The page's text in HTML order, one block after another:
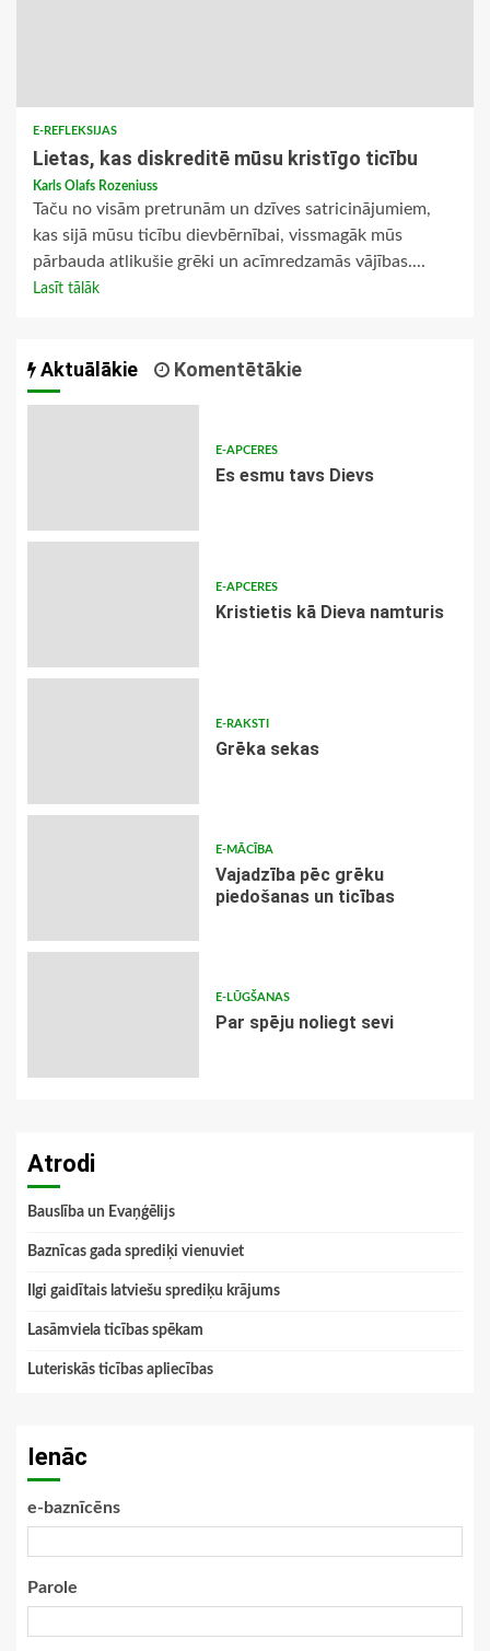
E-REFLEKSIJAS
Lietas, kas diskreditē mūsu kristīgo ticību
Karls Olafs Rozeniuss
Taču no visām pretrunām un dzīves satricinājumiem,
kas sijā mūsu ticību dievbērnībai, vissmagāk mūs
pārbauda atlikušie grēki un acīmredzamās vājības....
Lasīt tālāk
Aktuālākie Komentētākie
E-APCERES
Es esmu tavs Dievs
E-APCERES
Kristietis kā Dieva namturis
E-RAKSTI
Grēka sekas
E-MĀCĪBA
Vajadzība pēc grēku
piedošanas un ticības
E-LŪGŠANAS
Par spēju noliegt sevi
Atrodi
Bauslība un Evaņģēlijs
Baznīcas gada sprediķi vienuviet
Ilgi gaidītais latviešu sprediķu krājums
Lasāmviela ticības spēkam
Luteriskās ticības apliecības
Ienāc
e-baznīcēns
Parole